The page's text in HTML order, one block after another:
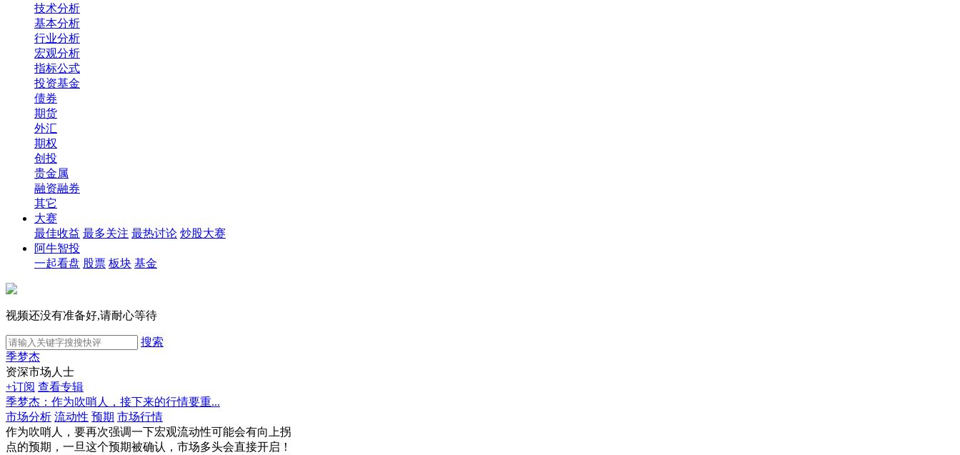
技术分析
基本分析
行业分析
宏观分析
指标公式
投资基金
债券
期货
外汇
期权
创投
贵金属
融资融券
其它
大赛
最佳收益 最多关注 最热讨论 炒股大赛
阿牛智投
一起看盘 股票 板块 基金
视频还没有准备好,请耐心等待
搜索
季梦杰
资深市场人士
+订阅 查看专辑
季梦杰：作为吹哨人，接下来的行情要重...
市场分析 流动性 预期 市场行情
作为吹哨人，要再次强调一下宏观流动性可能会有向上拐
点的预期，一旦这个预期被确认，市场多头会直接开启！